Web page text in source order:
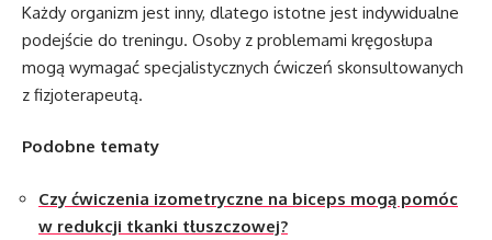
Każdy organizm jest inny, dlatego istotne jest indywidualne
podejście do treningu. Osoby z problemami kręgosłupa
mogą wymagać specjalistycznych ćwiczeń skonsultowanych
z fizjoterapeutą.
Podobne tematy
Czy ćwiczenia izometryczne na biceps mogą pomóc
w redukcji tkanki tłuszczowej?